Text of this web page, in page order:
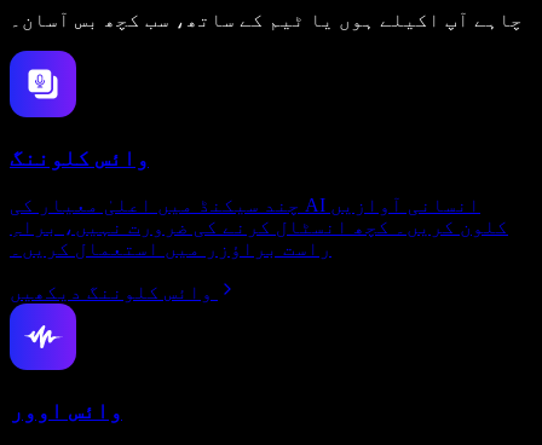
چاہے آپ اکیلے ہوں یا ٹیم کے ساتھ، سب کچھ بس آسان۔
وائس کلوننگ
چند سیکنڈ میں اعلیٰ معیار کی AI انسانی آوازیں
کلون کریں۔ کچھ انسٹال کرنے کی ضرورت نہیں، براہِ
راست براؤزر میں استعمال کریں۔
وائس کلوننگ دیکھیں
وائس اوور